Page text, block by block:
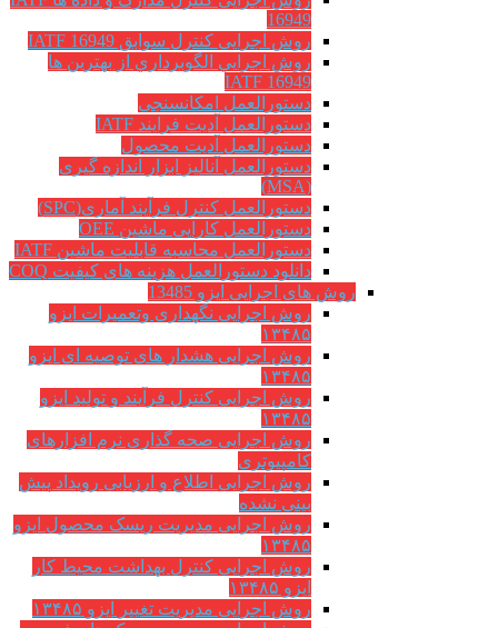
16949
روش اجرایی کنترل سوابق IATF 16949
روش اجرايي الگوبرداري از بهترين ها
IATF 16949
دستورالعمل امکانسنجی
دستورالعمل آدیت فرایند IATF
دستورالعمل آدیت محصول
دستورالعمل آنالیز ابزار اندازه گیری
(MSA)
دستورالعمل کنترل فرآیند آماری(SPC)
دستورالعمل کارایی ماشین OEE
دستورالعمل محاسبه قابلیت ماشین IATF
دانلود دستورالعمل هزینه های کیفیت COQ
روش های اجرایی ایزو 13485
روش اجرایی نگهداری وتعمیرات ایزو
۱۳۴۸۵
روش اجرایی هشدار های توصیه ای ایزو
۱۳۴۸۵
روش اجرایی کنترل فرآیند و تولید ایزو
۱۳۴۸۵
روش اجرایی صحه گذاری نرم افزارهای
کامپیوتری
روش اجرایی اطلاع و ارزیابی رویداد پیش
بینی نشده
روش اجرایی مدیریت ریسک محصول ایزو
۱۳۴۸۵
روش اجرایی کنترل بهداشت محیط کار
ایزو ۱۳۴۸۵
روش اجرایی مدیریت تغییر ایزو ۱۳۴۸۵